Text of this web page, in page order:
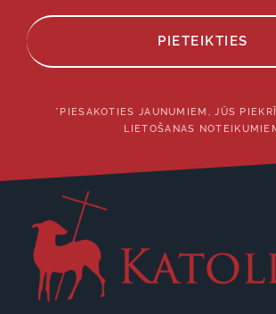
PIETEIKTIES
*PIESAKOTIES JAUNUMIEM, JŪS
LIETOŠANAS